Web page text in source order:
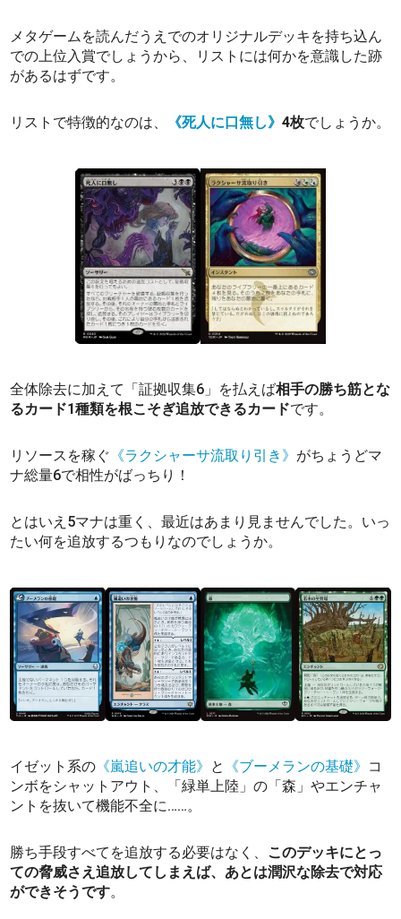
メタゲームを読んだうえでのオリジナルデッキを持ち込ん
での上位入賞でしょうから、リストには何かを意識した跡
があるはずです。
リストで特徴的なのは、 《死人に口無し》4枚でしょうか。
全体除去に加えて「証拠収集6」を払えば相手の勝ち筋とな
るカード1種類を根こそぎ追放できるカードです。
リソースを稼ぐ 《ラクシャーサ流取り引き》 がちょうどマ
ナ総量6で相性がばっちり！
とはいえ5マナは重く、最近はあまり見ませんでした。いっ
たい何を追放するつもりなのでしょうか。
イゼット系の 《嵐追いの才能》 と 《ブーメランの基礎》 コ
ンボをシャットアウト、「緑単上陸」の「森」やエンチャ
ントを抜いて機能不全に……。
勝ち手段すべてを追放する必要はなく、 このデッキにとっ
ての脅威さえ追放してしまえば、あとは潤沢な除去で対応
ができそうです。